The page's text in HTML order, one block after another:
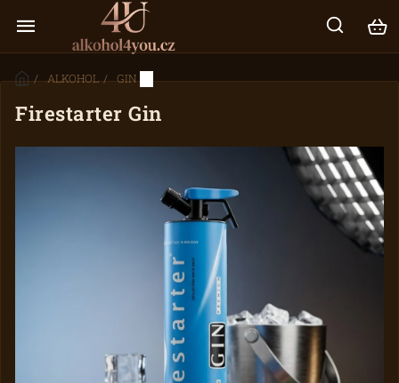
/ ALKOHOL / GIN
Firestarter Gin